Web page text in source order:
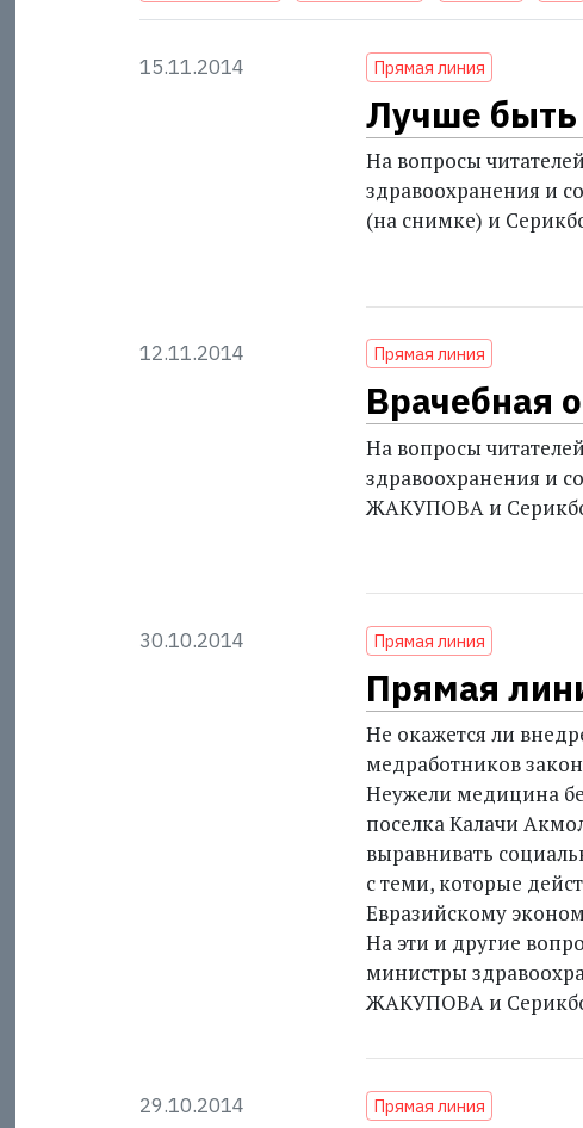
15.11.2014 Прямая линия
Лучше
На вопросы
здравоохранения и
(на снимке) и
12.11.2014 Прямая линия
Врачебная
На вопросы
здравоохранения и
ЖАКУПОВА и
30.10.2014 Прямая линия
Прямая
Не окажется ли
медработников
Неужели медицина
поселка Калачи
выравнивать
с теми, которые
Евразийскому
На эти и другие
министры
ЖАКУПОВА и
29.10.2014 Прямая линия